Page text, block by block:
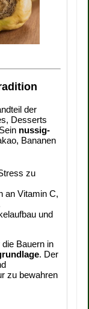
der
Desserts
nussig-
Bananen
zu
an Vitamin C,
und
Bauern in
. Der
zu bewahren